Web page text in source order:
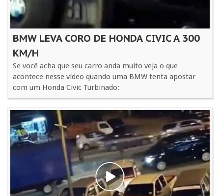
BMW LEVA CORO DE HONDA CIVIC A 300
KM/H
Se você acha que seu carro anda muito veja o que
acontece nesse vídeo quando uma BMW tenta apostar
com um Honda Civic Turbinado: